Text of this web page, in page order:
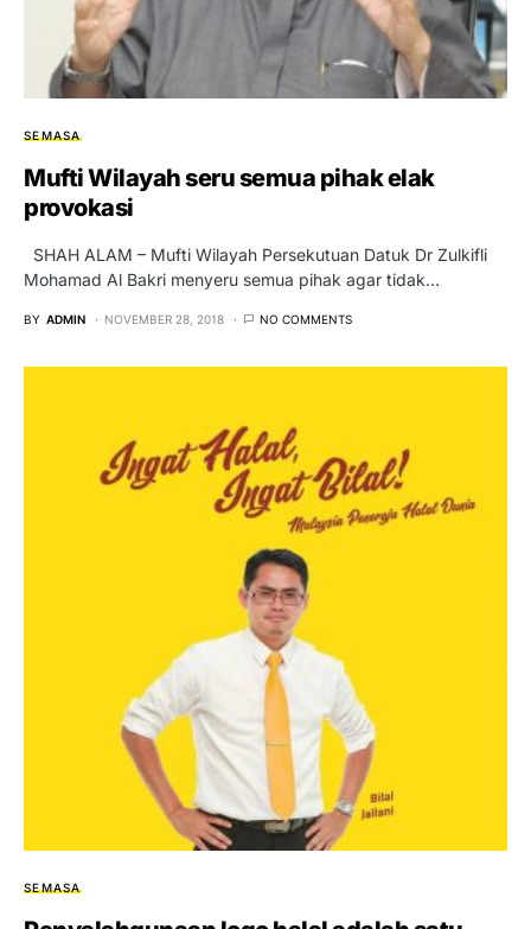
SEMASA
Mufti Wilayah seru semua pihak elak
provokasi
SHAH ALAM – Mufti Wilayah Persekutuan Datuk Dr Zulkifli
Mohamad Al Bakri menyeru semua pihak agar tidak…
BY ADMIN NOVEMBER 28, 2018 NO COMMENTS
SEMASA